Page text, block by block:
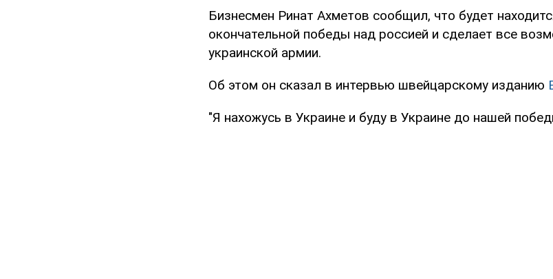
Бизнесмен Ринат Ахметов сообщил, что будет
окончательной победы над россией и сделает все
украинской армии.
Об этом он сказал в интервью швейцарскому изданию
"Я нахожусь в Украине и буду в Украине до нашей